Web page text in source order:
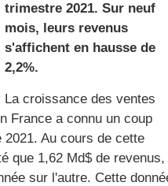
trimestre 2021. Sur neuf
mois, leurs revenus
s'affichent en hausse de
2,2%.
La croissance des ventes
France a connu un coup
Au cours de cette
que 1,62 Md$ de revenus,
sur l'autre. Cette